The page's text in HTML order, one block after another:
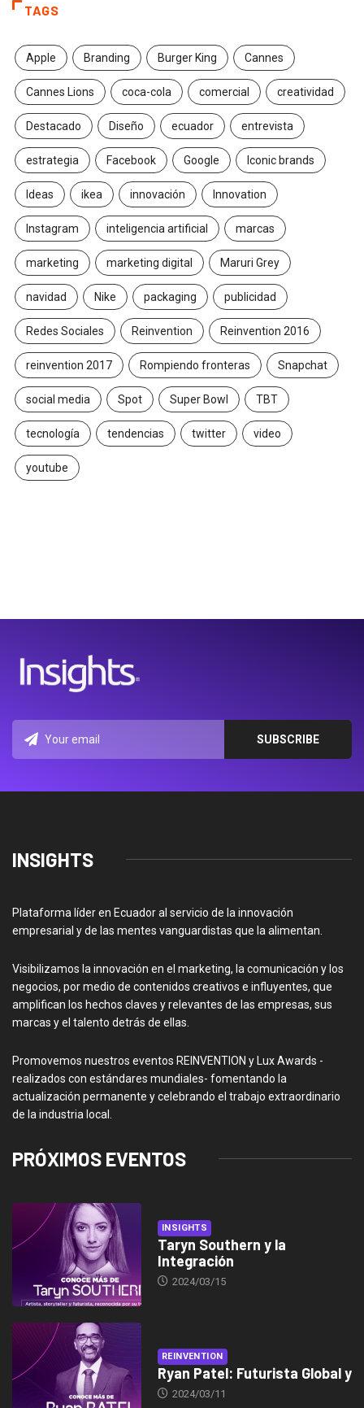
TAGS
Apple Branding Burger King Cannes
Cannes Lions coca-cola comercial creatividad
Destacado Diseño ecuador entrevista
estrategia Facebook Google Iconic brands
Ideas ikea innovación Innovation
Instagram inteligencia artificial marcas
marketing marketing digital Maruri Grey
navidad Nike packaging publicidad
Redes Sociales Reinvention Reinvention 2016
reinvention 2017 Rompiendo fronteras Snapchat
social media Spot Super Bowl TBT
tecnología tendencias twitter video
youtube
INSIGHTS
Plataforma líder en Ecuador al servicio de la innovación
empresarial y de las mentes vanguardistas que la alimentan.
Visibilizamos la innovación en el marketing, la comunicación y los
negocios, por medio de contenidos creativos e influyentes, que
amplifican los hechos claves y relevantes de las empresas, sus
marcas y el talento detrás de ellas.
Promovemos nuestros eventos REINVENTION y Lux Awards -
realizados con estándares mundiales- fomentando la
actualización permanente y celebrando el trabajo extraordinario
de la industria local.
PRÓXIMOS EVENTOS
INSIGHTS
Taryn Southern y la
Integración
2024/03/15
REINVENTION
Ryan Patel: Futurista Global y
2024/03/11